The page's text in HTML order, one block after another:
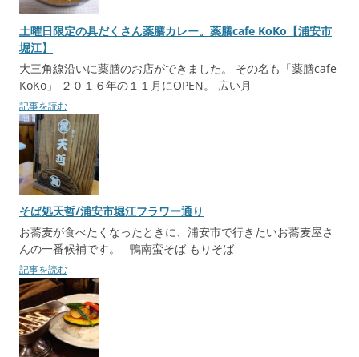
土曜日限定の具だくさん薬膳カレー。薬膳cafe KoKo【浦安市
堀江】
大三角線沿いに薬膳のお店ができました。 その名も「薬膳cafe
KoKo」 ２０１６年の１１月にOPEN。 広い月
記事を読む
そば処天哲/浦安市堀江フラワー通り
お蕎麦が食べたくなったときに、浦安市で行きたいお蕎麦屋さ
んの一番候補です。 鴨南蛮そば もりそば
記事を読む